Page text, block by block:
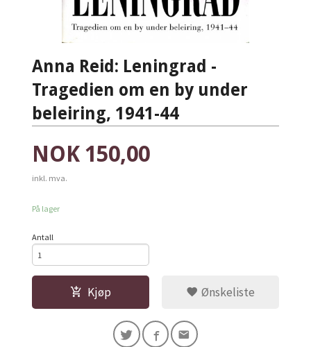
Anna Reid: Leningrad -
Tragedien om en by under
beleiring, 1941-44
Pris
NOK 150,00
inkl. mva.
På lager
Antall
Kjøp Ønskeliste